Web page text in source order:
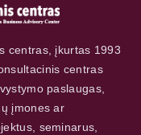
centras, įkurtas 1993
centras
paslaugas,
įmones ar
seminarus,